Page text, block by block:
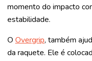
momento do impacto
estabilidade.
O Overgrip, também
da raquete. Ele é